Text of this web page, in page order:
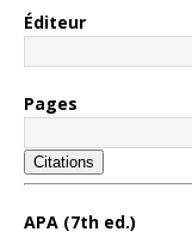
Éditeur
Pages
Citations
APA (7th ed.)